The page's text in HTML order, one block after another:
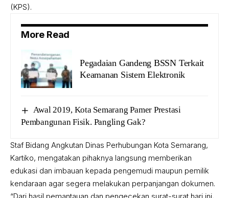
(KPS).
More Read
Pegadaian Gandeng BSSN Terkait
Keamanan Sistem Elektronik
Awal 2019, Kota Semarang Pamer Prestasi
Pembangunan Fisik. Pangling Gak?
Staf Bidang Angkutan Dinas Perhubungan Kota Semarang,
Kartiko, mengatakan pihaknya langsung memberikan
edukasi dan imbauan kepada pengemudi maupun pemilik
kendaraan agar segera melakukan perpanjangan dokumen.